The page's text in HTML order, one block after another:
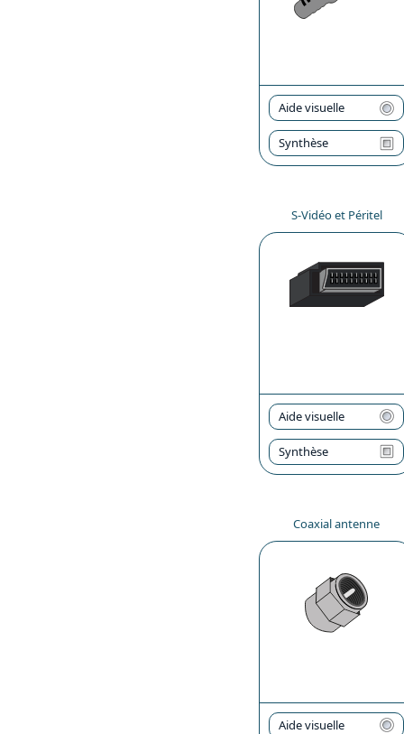
Aide visuelle
Synthèse
S-Vidéo et Péritel
Aide visuelle
Synthèse
Coaxial antenne
Aide visuelle